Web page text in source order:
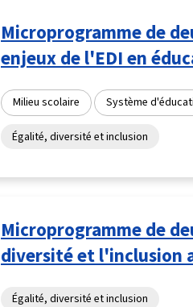
Microprogramme de
enjeux de l'EDI en
Milieu scolaire Système
Égalité, diversité et inclusion
Microprogramme de
diversité et l'inclusion
Égalité, diversité et inclusion